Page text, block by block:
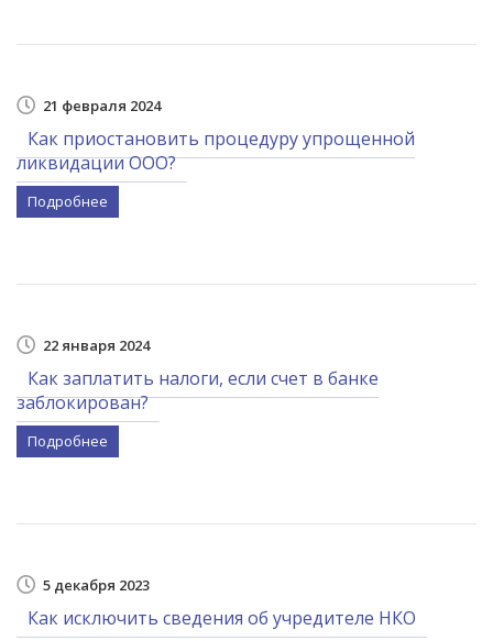
21 февраля 2024
Как приостановить процедуру упрощенной
ликвидации ООО?
Подробнее
22 января 2024
Как заплатить налоги, если счет в банке
заблокирован?
Подробнее
5 декабря 2023
Как исключить сведения об учредителе НКО